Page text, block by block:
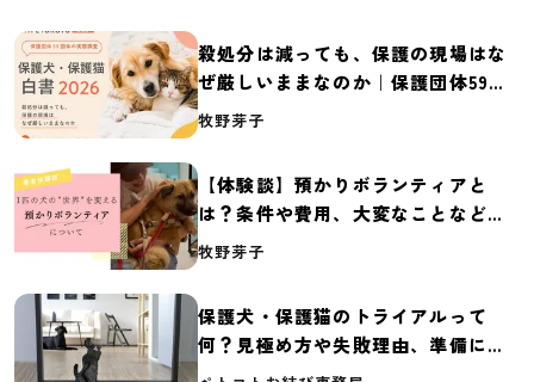
殺処分は減っても、保護の現場はな
ぜ厳しいままなのか｜保護団体59団
体の実態調査【保護犬・保護猫白書
牧野芽子
【体験談】預かりボランティアと
は？条件や費用、大変なことなど紹
介
牧野芽子
保護犬・保護猫のトライアルって
何？見極め方や失敗理由、準備に必
要なものを紹介